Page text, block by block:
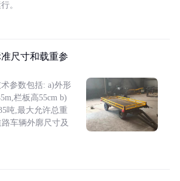
。
尺寸和载重参
参数包括: a)外形
栏板高55cm b)
吨,最大允许总重
车辆外廓尺寸及